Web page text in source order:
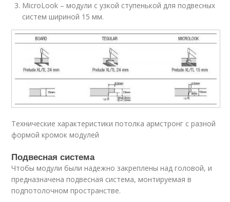
MicroLook – модули с узкой ступенькой для подвесных
систем шириной 15 мм.
Технические характеристики потолка армстронг с разной
формой кромок модулей
Подвесная система
Чтобы модули были надежно закреплены над головой, и
предназначена подвесная система, монтируемая в
подпотолочном пространстве.